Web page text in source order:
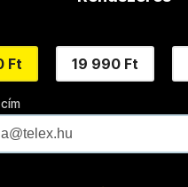
Ft 19 990 Ft